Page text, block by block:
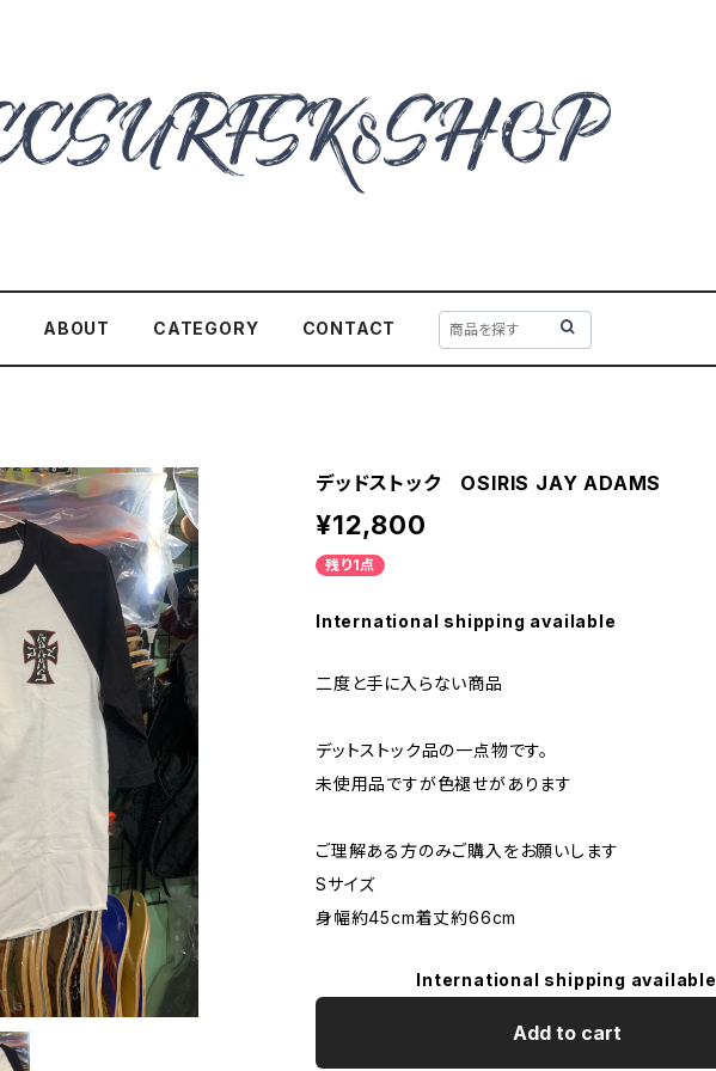
ABOUT CATEGORY CONTACT
デッドストック OSIRIS JAY ADAMS
¥12,800
残り1点
International shipping available
二度と手に入らない商品
デットストック品の一点物です。
未使用品ですが色褪せがあります
ご理解ある方のみご購入をお願いします
Sサイズ
身幅約45cm着丈約66cm
International shipping available
Add to cart